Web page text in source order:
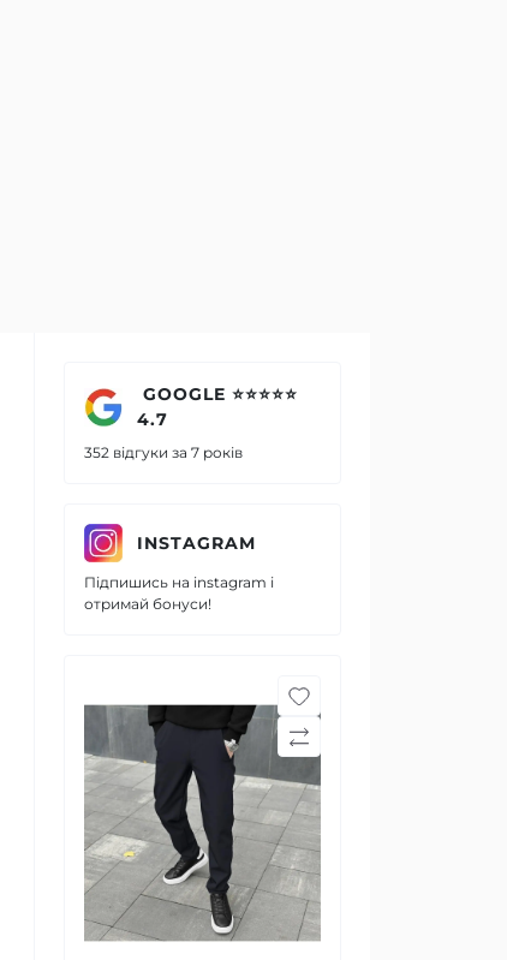
GOOGLE ⭐⭐⭐⭐⭐
4.7
352 відгуки за 7 років
INSTAGRAM
Підпишись на instagram і
отримай бонуси!